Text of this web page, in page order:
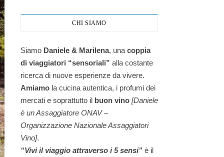
CHI SIAMO
Siamo Daniele & Marilena, una coppia
di viaggiatori “sensoriali” alla costante
ricerca di nuove esperienze da vivere.
Amiamo la cucina autentica, i profumi dei
mercati e soprattutto il buon vino [Daniele
è un Assaggiatore ONAV –
Organizzazione Nazionale Assaggiatori
Vino].
“Vivi il viaggio attraverso i 5 sensi” è il